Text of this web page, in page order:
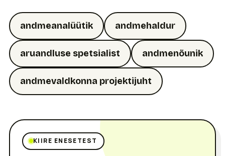
andmeanalüütik andmehaldur
aruandluse spetsialist andmenõunik
andmevaldkonna projektijuht
KIIRE ENESETEST